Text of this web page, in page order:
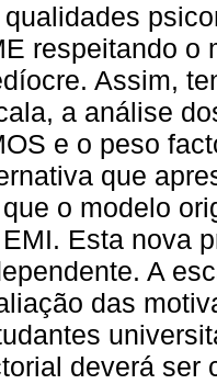
respeitando o
Assim,
a análise
e o peso
que
o modelo
Esta nova
A
das
deverá ser